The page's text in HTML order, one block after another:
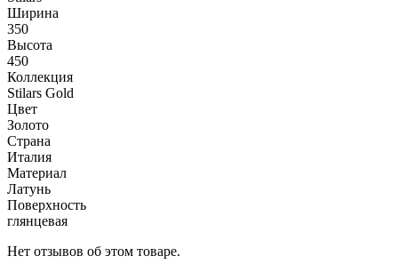
Ширина
350
Высота
450
Коллекция
Stilars Gold
Цвет
Золото
Страна
Италия
Материал
Латунь
Поверхность
глянцевая
Нет отзывов об этом товаре.